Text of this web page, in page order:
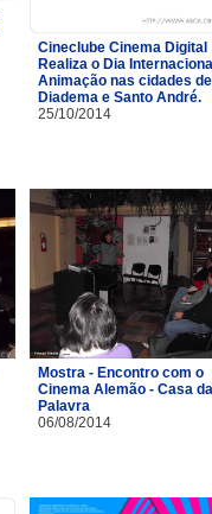
Cineclube Cinema Digital
Realiza o Dia
Animação nas cidades de
Diadema e Santo André.
25/10/2014
Mostra - Encontro com o
Cinema Alemão - Casa da
Palavra
06/08/2014